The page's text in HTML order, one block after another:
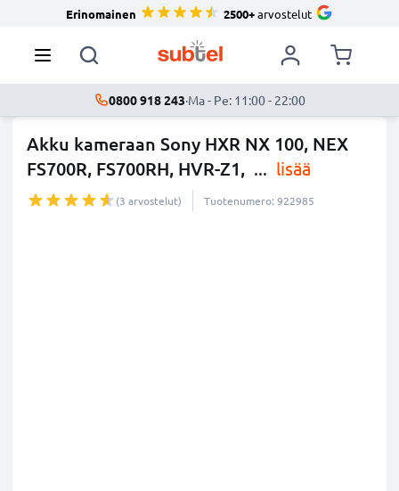
Erinomainen 2500+arvostelut
0800 918 243·Ma - Pe: 11:00 - 22:00
Akku kameraan Sony HXR NX 100, NEX
FS700R, FS700RH, HVR-Z1, ... lisää
(3 arvostelut) Tuotenumero: 922985